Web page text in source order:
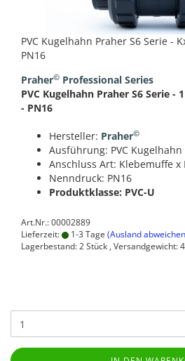
PVC Kugelhahn Praher S6 Serie -
PN16
Praher© Professional Series
PVC Kugelhahn Praher S6 Serie -
- PN16
Hersteller: Praher©
Ausführung: PVC Kugelhahn
Anschluss Art: Klebemuffe x
Nenndruck: PN16
Produktklasse: PVC-U
Art.Nr.: 00002889
Lieferzeit:
1-3 Tage (Ausland
Lagerbestand: 2 Stück , Versandgewicht: